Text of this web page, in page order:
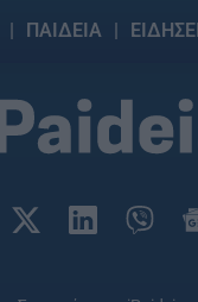
ΠΑΙΔΕΙΑ